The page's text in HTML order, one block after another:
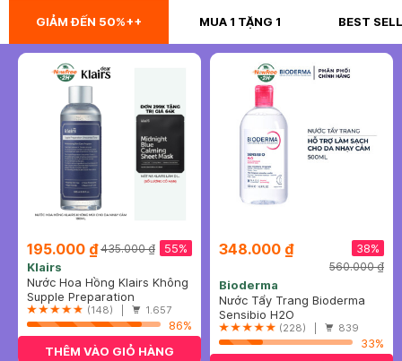
GIẢM ĐẾN 50%++ MUA 1 TẶNG 1 BEST
195.000 ₫ 55%
435.000 ₫
Klairs
Nước Hoa Hồng Klairs Không
Mùi Cho Da Nhạy Cảm 180ml
Supple Preparation
Unscented Toner
(148) | 1.657
86%
THÊM VÀO GIỎ HÀNG
348.000 ₫ 38%
560.000 ₫
Bioderma
Nước Tẩy Trang Bioderma
Dành Cho Da Nhạy Cảm
500ml
Sensibio H2O
(228) | 839
33%